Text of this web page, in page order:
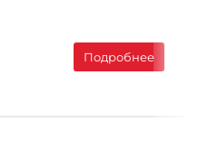
Подробнее